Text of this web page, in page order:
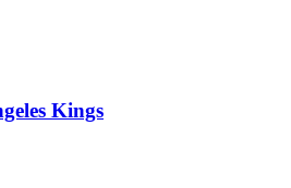
Kings